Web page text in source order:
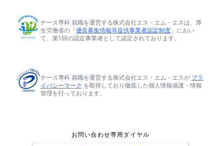
ナース専科 就職を運営する株式会社エス・エム・エスは、厚
生労働省の「優良募集情報等提供事業者認定制度 」におい
て、第1回の認定事業者として認定されております。
ナース専科 就職を運営する株式会社エス・エム・エスが プラ
イバシーマーク を取得しており徹底した個人情報保護・情報
管理を行っております。
お問い合わせ専用ダイヤル